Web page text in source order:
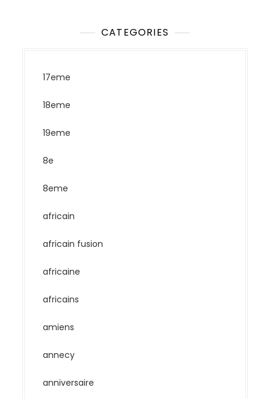
CATEGORIES
17eme
18eme
19eme
8e
8eme
africain
africain fusion
africaine
africains
amiens
annecy
anniversaire